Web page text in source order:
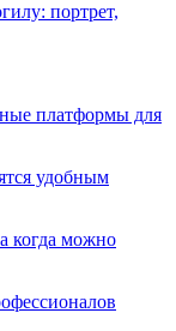
портрет,
платформы для
удобным
когда можно